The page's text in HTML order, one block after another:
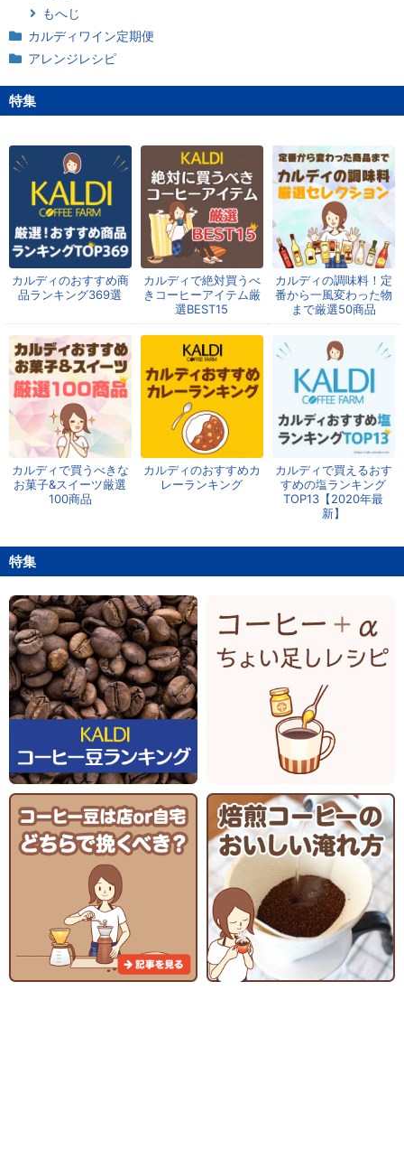
もへじ
カルディワイン定期便
アレンジレシピ
特集
カルディのおすすめ商
品ランキング369選
カルディで絶対買うべ
きコーヒーアイテム厳
選BEST15
カルディの調味料！定
番から一風変わった物
まで厳選50商品
カルディで買うべきな
お菓子&スイーツ厳選
100商品
カルディのおすすめカ
レーランキング
カルディで買えるおす
すめの塩ランキング
TOP13【2020年最
新】
特集